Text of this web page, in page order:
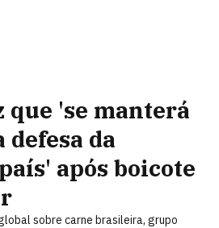
que 'se manterá
da
após boicote
sobre carne brasileira, grupo